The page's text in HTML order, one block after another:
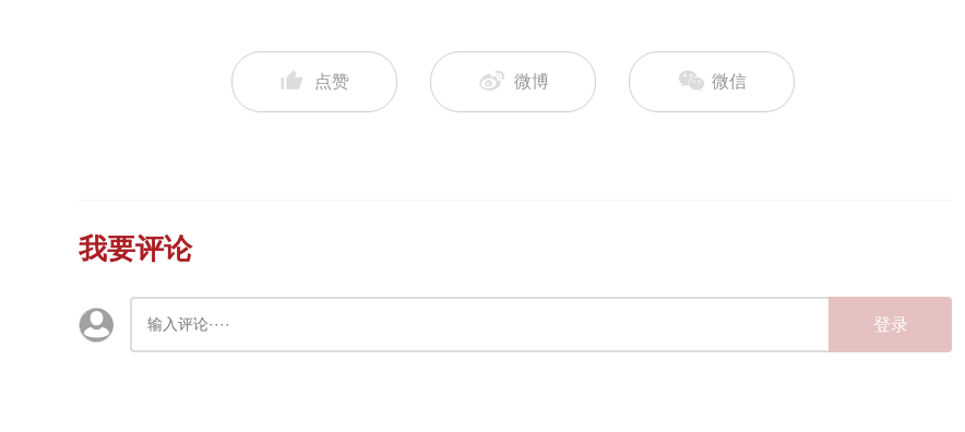
点赞 微博 微信
我要评论
登录